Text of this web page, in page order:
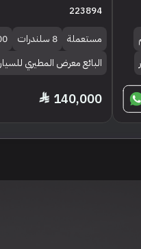
223894
مستعملة 8 سلندرات
البائع معرض المطيري
140,000